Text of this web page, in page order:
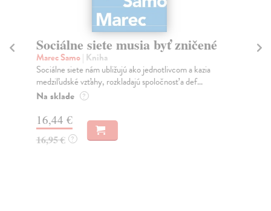
Sociálne siete musia byť zničené
Marec Samo| Kniha
Sociálne siete nám ubližujú ako jednotlivcom a kazia
medziľudské vzťahy, rozkladajú spoločnosť a def...
Na sklade ?
16,44 €
16,95 € ?